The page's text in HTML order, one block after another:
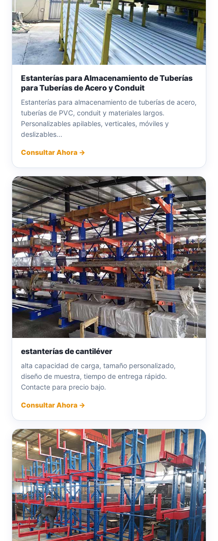
Estanterías para Almacenamiento de Tuberías
para Tuberías de Acero y Conduit
Estanterías para almacenamiento de tuberías de acero,
tuberías de PVC, conduit y materiales largos.
Personalizables apilables, verticales, móviles y
deslizables...
Consultar Ahora →
estanterías de cantiléver
alta capacidad de carga, tamaño personalizado,
diseño de muestra, tiempo de entrega rápido.
Contacte para precio bajo.
Consultar Ahora →